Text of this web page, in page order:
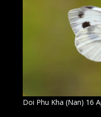
Doi Phu Kha (Nan) 16